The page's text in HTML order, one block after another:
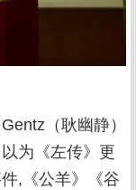
（耿幽静）
为《左传》更
,《公羊》《谷